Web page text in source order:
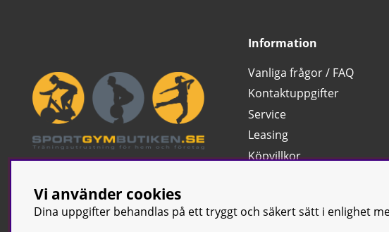
Information
Vanliga frågor / FAQ
Kontaktuppgifter
Service
Leasing
Köpvillkor
Vi använder cookies
Dina uppgifter behandlas på ett tryggt och säkert sätt i enlighet